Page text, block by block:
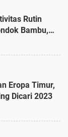
Rutin
Bambu,
Eropa Timur,
Dicari 2023